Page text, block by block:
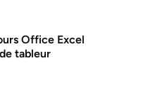
Office Excel
tableur